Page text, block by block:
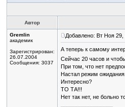
Автор
Gremlin
академик
Зарегистрирован:
26.07.2004
Сообщения: 3037
Добавлено: Вт Ноя 29,
А теперь к самому
Сейчас 20 часов и
При том, что нет
Настал режим
Интересно?
ТО ТА!!!
Нет так нет, не больно